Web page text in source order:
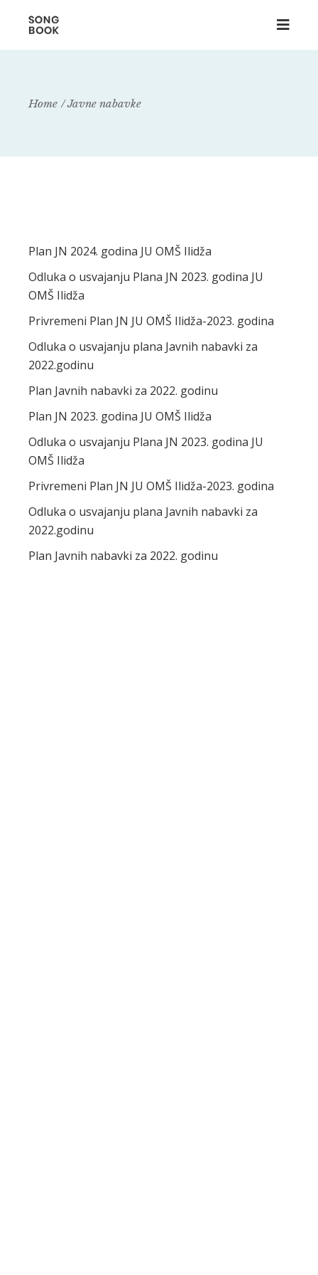
Home Javne nabavke
Plan JN 2024. godina JU OMŠ Ilidža
Odluka o usvajanju Plana JN 2023. godina JU
OMŠ Ilidža
Privremeni Plan JN JU OMŠ Ilidža-2023. godina
Odluka o usvajanju plana Javnih nabavki za
2022.godinu
Plan Javnih nabavki za 2022. godinu
Plan JN 2023. godina JU OMŠ Ilidža
Odluka o usvajanju Plana JN 2023. godina JU
OMŠ Ilidža
Privremeni Plan JN JU OMŠ Ilidža-2023. godina
Odluka o usvajanju plana Javnih nabavki za
2022.godinu
Plan Javnih nabavki za 2022. godinu